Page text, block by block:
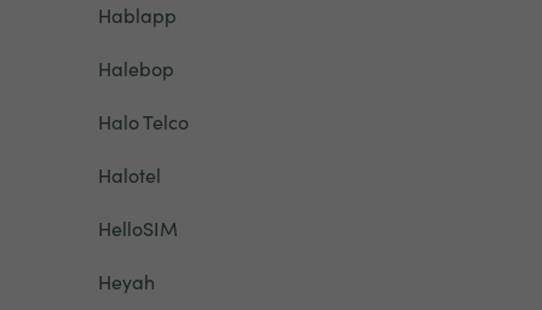
Hablapp
Halebop
Halo Telco
Halotel
HelloSIM
Heyah